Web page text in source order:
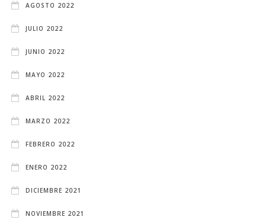
AGOSTO 2022
JULIO 2022
JUNIO 2022
MAYO 2022
ABRIL 2022
MARZO 2022
FEBRERO 2022
ENERO 2022
DICIEMBRE 2021
NOVIEMBRE 2021